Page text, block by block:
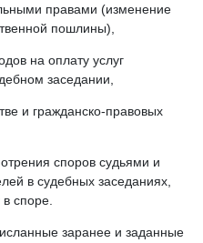
правами (изменение
пошлины),
на оплату услуг
заседании,
и гражданско-правовых
споров судьями и
в судебных заседаниях,
споре.
заранее и заданные